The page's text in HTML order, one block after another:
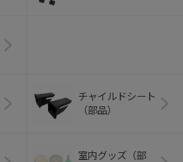
チャイルドシート
（部品）
室内グッズ（部